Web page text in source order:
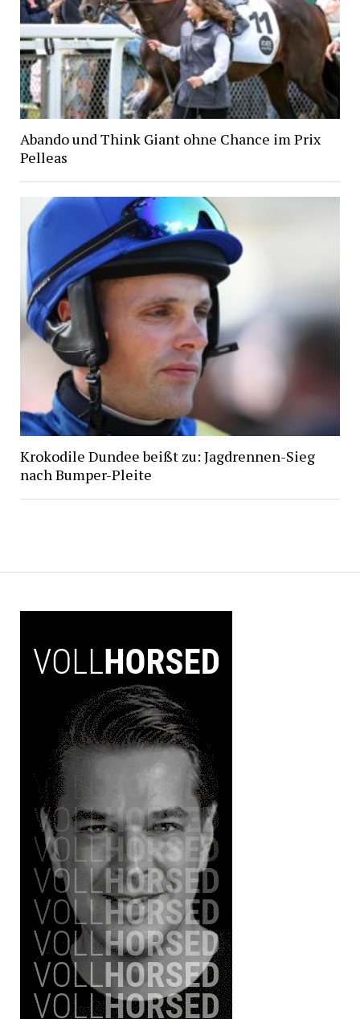
Abando und Think Giant ohne Chance im Prix
Pelleas
Krokodile Dundee beißt zu: Jagdrennen-Sieg
nach Bumper-Pleite